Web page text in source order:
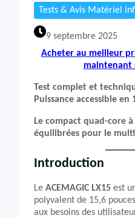
Tests & Avis Matériel
9 septembre 2025
Acheter au meilleur
maintenant
Test complet et
Puissance accessible
Le compact quad-core
équilibrées pour le
Introduction
Le ACEMAGIC LX15 est
polyvalent de 15,6
aux besoins des